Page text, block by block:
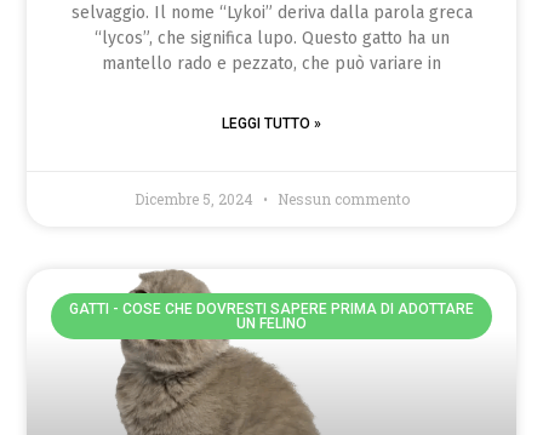
selvaggio. Il nome “Lykoi” deriva dalla parola greca
“lycos”, che significa lupo. Questo gatto ha un
mantello rado e pezzato, che può variare in
LEGGI TUTTO »
Dicembre 5, 2024 Nessun commento
GATTI - COSE CHE DOVRESTI SAPERE PRIMA DI ADOTTARE
UN FELINO